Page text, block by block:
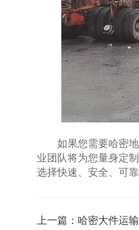
如果您需要哈密地
业团队将为您量身定
选择快速、安全、可
上一篇： 哈密大件运